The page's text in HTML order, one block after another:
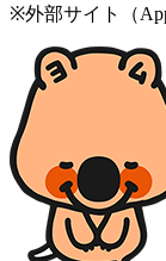
※外部サイト（